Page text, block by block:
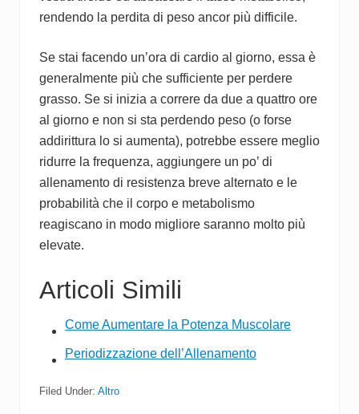
rendendo la perdita di peso ancor più difficile.
Se stai facendo un’ora di cardio al giorno, essa è
generalmente più che sufficiente per perdere
grasso. Se si inizia a correre da due a quattro ore
al giorno e non si sta perdendo peso (o forse
addirittura lo si aumenta), potrebbe essere meglio
ridurre la frequenza, aggiungere un po’ di
allenamento di resistenza breve alternato e le
probabilità che il corpo e metabolismo
reagiscano in modo migliore saranno molto più
elevate.
Articoli Simili
Come Aumentare la Potenza Muscolare
Periodizzazione dell’Allenamento
Filed Under: Altro